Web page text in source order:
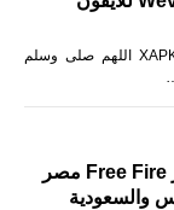
تحميل تطبيق فوق حافلة Weverse للأيفون والأندرويد XAPK اللهم صلى وسلم
اكواد اعلام الدول فى فري فاير Free Fire مصر
والسعودية